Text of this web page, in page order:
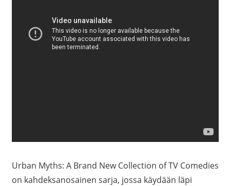
Urban Myths: A Brand New Collection of TV Comedies
on kahdeksanosainen sarja, jossa käydään läpi